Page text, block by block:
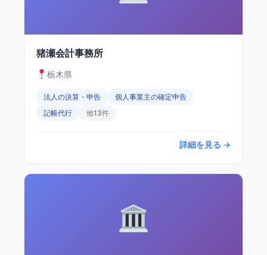
猪瀬会計事務所
栃木県
法人の決算・申告
個人事業主の確定申告
記帳代行
他13件
詳細を見る →